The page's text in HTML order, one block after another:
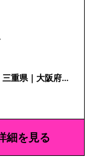
重県｜大阪府
｜富山県｜長
府｜兵庫県｜
沖縄県
細を見る